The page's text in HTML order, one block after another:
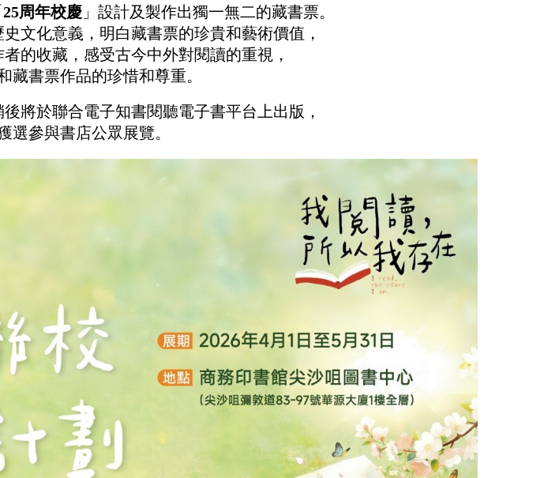
25周年校慶」設計及製作出獨一無二的藏書票。
文化意義，明白藏書票的珍貴和藝術價值，
的收藏，感受古今中外對閱讀的重視，
藏書票作品的珍惜和尊重。
將於聯合電子知書閱聽電子書平台上出版，
選參與書店公眾展覽。